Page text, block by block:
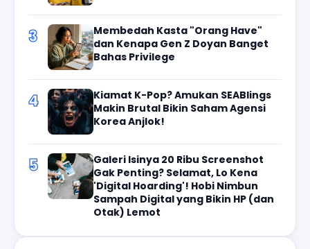
3
Membedah Kasta "Orang Have"
dan Kenapa Gen Z Doyan Banget
Bahas Privilege
4
Kiamat K-Pop? Amukan SEABlings
Makin Brutal Bikin Saham Agensi
Korea Anjlok!
5
Galeri Isinya 20 Ribu Screenshot
Gak Penting? Selamat, Lo Kena
'Digital Hoarding'! Hobi Nimbun
Sampah Digital yang Bikin HP (dan
Otak) Lemot